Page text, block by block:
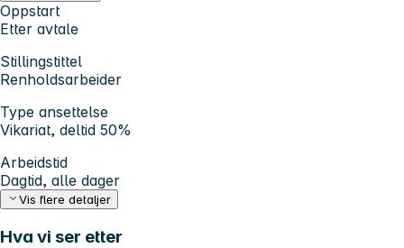
Oppstart
Etter avtale
Stillingstittel
Renholdsarbeider
Type ansettelse
Vikariat, deltid 50%
Arbeidstid
Dagtid, alle dager
Vis flere detaljer
Hva vi ser etter